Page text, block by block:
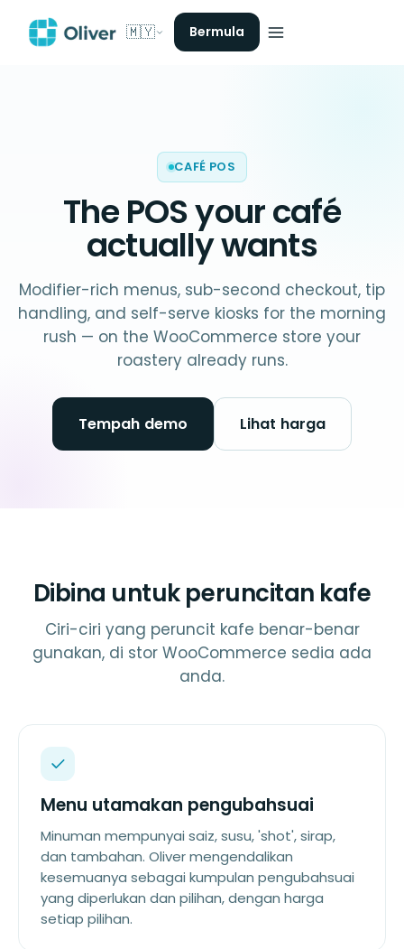
🇲🇾 Bermula
CAFÉ POS
The POS yourcafé
actually wants
Modifier-rich menus, sub-second checkout, tip
handling, and self-serve kiosks for the morning
rush — on the WooCommerce store your
roastery already runs.
Tempah demo Lihat harga
Dibina untuk peruncitan kafe
Ciri-ciri yang peruncit kafe benar-benar
gunakan, di stor WooCommerce sedia ada
anda.
Menu utamakan pengubahsuai
Minuman mempunyai saiz, susu, 'shot', sirap,
dan tambahan. Oliver mengendalikan
kesemuanya sebagai kumpulan pengubahsuai
yang diperlukan dan pilihan, dengan harga
setiap pilihan.